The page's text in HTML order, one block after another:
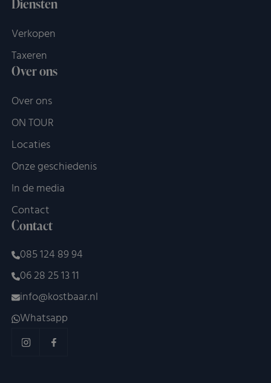
Diensten
Verkopen
Taxeren
Over ons
Over ons
ON TOUR
Locaties
Onze geschiedenis
In de media
Contact
Contact
085 124 89 94
06 28 25 13 11
info@kostbaar.nl
Whatsapp